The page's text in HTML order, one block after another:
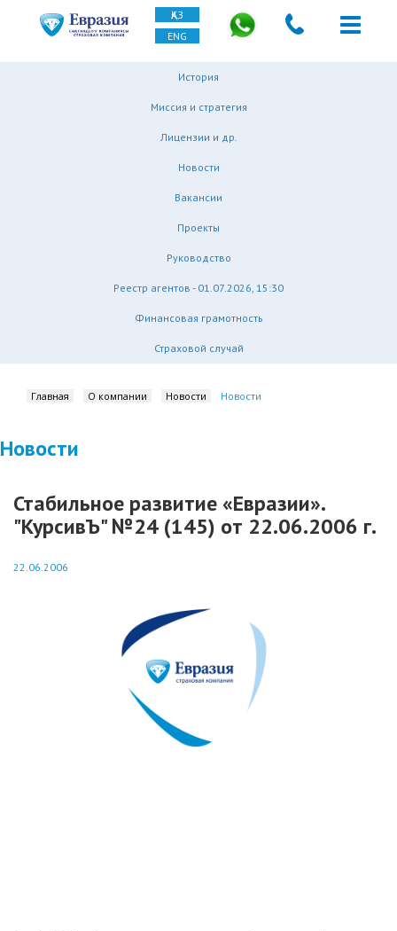
ҚАЗ
ENG
История
Миссия и стратегия
Лицензии и др.
Новости
Вакансии
Проекты
Руководство
Реестр агентов - 01.07.2026, 15:30
Финансовая грамотность
Страховой случай
Главная О компании Новости Новости
Новости
Стабильное развитие «Евразии».
"КурсивЪ" №24 (145) от 22.06.2006 г.
22.06.2006